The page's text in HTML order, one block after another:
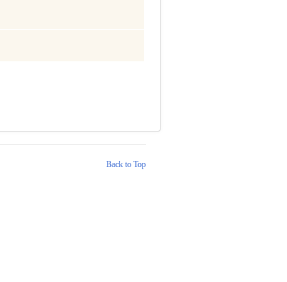
Back to Top